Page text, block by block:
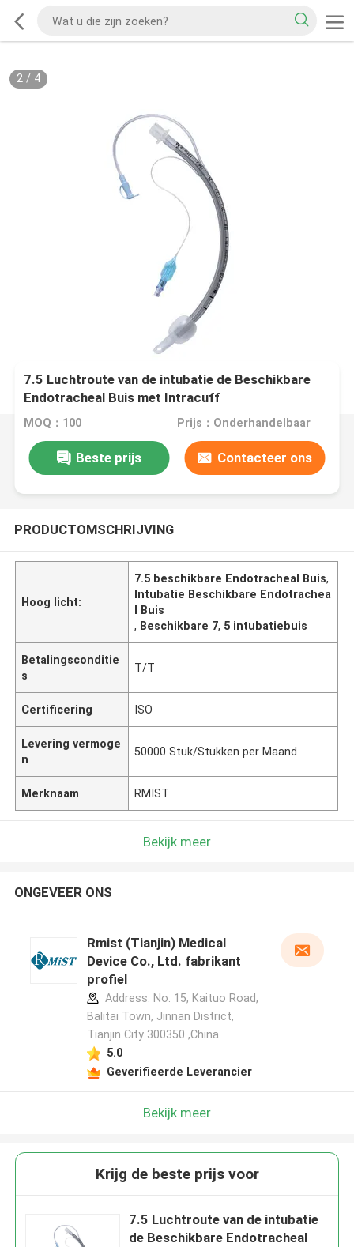
2/ 4
7.5 Luchtroute van de intubatie de Beschikbare
Endotracheal Buis met Intracuff
MOQ：100 Prijs：Onderhandelbaar
Beste prijs Contacteer ons
PRODUCTOMSCHRIJVING
Hoog licht:
7.5 beschikbare Endotracheal Buis,
Intubatie Beschikbare Endotrachea
l Buis
, Beschikbare 7, 5 intubatiebuis
Betalingsconditie
s
T/T
Certificering ISO
Levering vermoge
n
50000 Stuk/Stukken per Maand
Merknaam RMIST
Bekijk meer
ONGEVEER ONS
Rmist (Tianjin) Medical
Device Co., Ltd. fabrikant
profiel
Address: No. 15, Kaituo Road,
Balitai Town, Jinnan District,
Tianjin City 300350 ,China
5.0
Geverifieerde Leverancier
Bekijk meer
Krijg de beste prijs voor
7.5 Luchtroute van de intubatie
de Beschikbare Endotracheal